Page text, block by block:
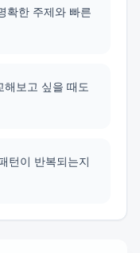
확한 주제와 빠른
해보고 싶을 때도
턴이 반복되는지